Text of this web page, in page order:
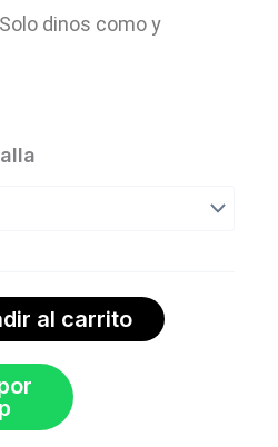
$74,99.
dinos como y
al carrito